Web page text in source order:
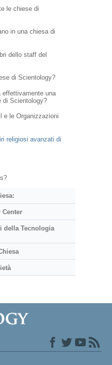
le chiese di
in una chiesa di
dello staff del
di Scientology?
effettivamente una
di Scientology?
e le Organizzazioni
religiosi avanzati di
Center
della Tecnologia